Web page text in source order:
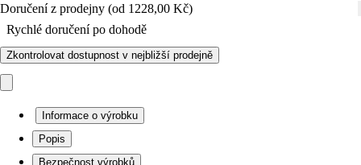
Doručení z prodejny (od 1228,00 Kč)
Rychlé doručení po dohodě
Zkontrolovat dostupnost v nejbližší prodejně
Informace o výrobku
Popis
Bezpečnost výrobků